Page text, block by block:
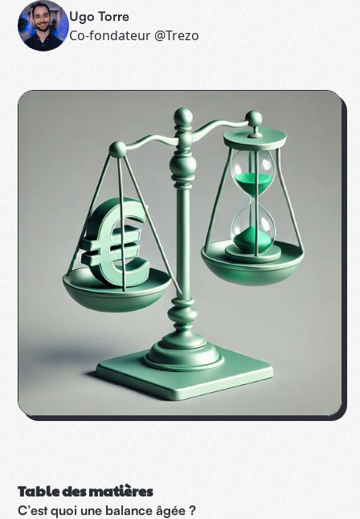
Ugo Torre
Co-fondateur @Trezo
Table des matières
C’est quoi une balance âgée ?